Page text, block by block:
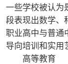
一些学校被认
段表现出数学、
职业高中与普通
导向培训和实用
高等教育